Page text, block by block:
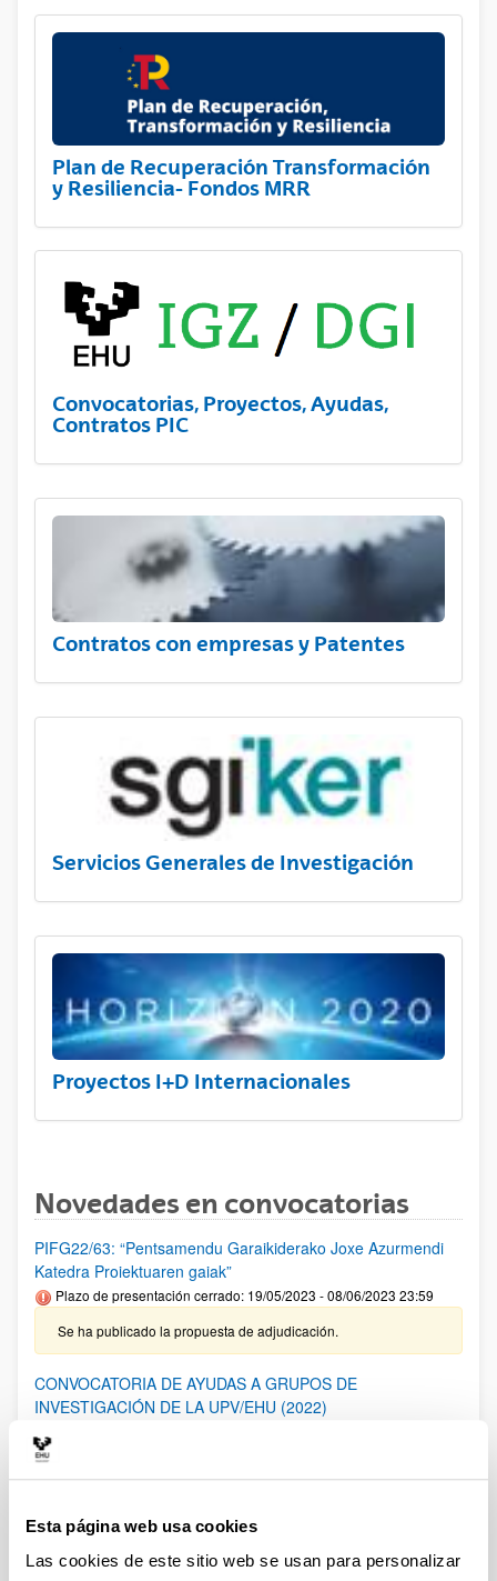
Esta página web usa cookies
Las cookies de este sitio web se usan para personalizar
Plan de Recuperación Transformación
y Resiliencia- Fondos MRR
Convocatorias, Proyectos, Ayudas,
Contratos PIC
Contratos con empresas y Patentes
Servicios Generales de Investigación
Proyectos I+D Internacionales
Novedades en convocatorias
PIFG22/63: “Pentsamendu Garaikiderako Joxe Azurmendi
Katedra Proiektuaren gaiak”
Plazo de presentación cerrado: 19/05/2023 - 08/06/2023 23:59
Se ha publicado la propuesta de adjudicación.
CONVOCATORIA DE AYUDAS A GRUPOS DE
INVESTIGACIÓN DE LA UPV/EHU (2022)
ayudas concedidas y denegadas
PIFG22/66: “ Interfaces de Habla Silenciosa”
Plazo de presentación cerrado: 05/05/2023 - 25/05/2023 23:59